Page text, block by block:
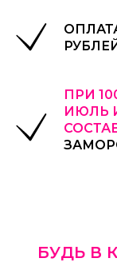
ПРИ
ИЮЛЬ
БУДЬ В